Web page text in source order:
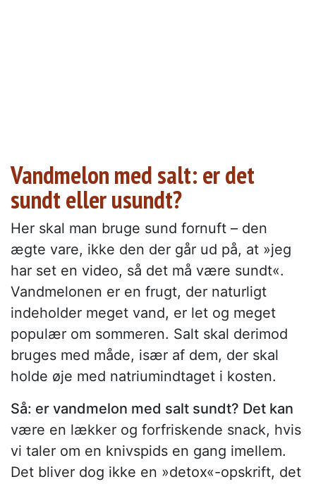
Vandmelon med salt: er det
sundt eller usundt?
Her skal man bruge sund fornuft – den
ægte vare, ikke den der går ud på, at »jeg
har set en video, så det må være sundt«.
Vandmelonen er en frugt, der naturligt
indeholder meget vand, er let og meget
populær om sommeren. Salt skal derimod
bruges med måde, især af dem, der skal
holde øje med natriumindtaget i kosten.
Så: er vandmelon med salt sundt? Det kan
være en lækker og forfriskende snack, hvis
vi taler om en knivspids en gang imellem.
Det bliver dog ikke en »detox«-opskrift, det